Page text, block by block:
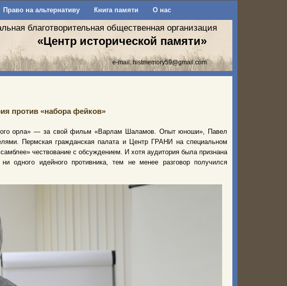
Право на альтернативу Книга памяти О нас
благотворительная общественная организация
«Центр исторической памяти»
e-mail:histmemory59@gmail.com
против «набора фейков»
орла» — за свой фильм «Варлам Шаламов. Опыт юноши», Павел
Пермская гражданская палата и Центр ГРАНИ на специальном
чествование с обсуждением. И хотя аудитория была признана
одного идейного противника, тем не менее разговор получился